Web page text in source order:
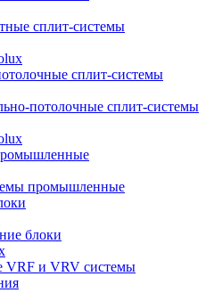
сплит-системы
сплит-системы
потолочные сплит-системы
промышленные
блоки
VRF и VRV системы